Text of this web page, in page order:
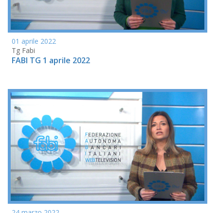
01 aprile 2022
Tg Fabi
FABI TG 1 aprile 2022